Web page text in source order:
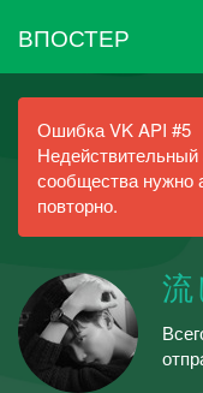
ВПОСТЕР
Ошибка VK API #5
сообщества нужно
повторно.
流